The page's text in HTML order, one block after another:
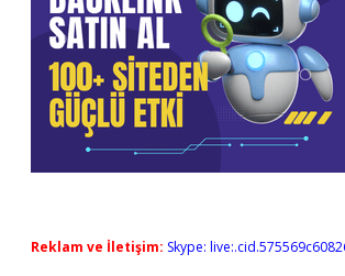
Reklam ve İletişim: Skype: